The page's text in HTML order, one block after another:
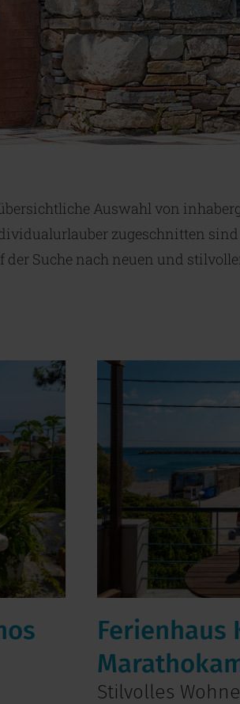
Auswahl von
zugeschnitten
Suche nach neuen und
Ferienhaus
Stilvolles